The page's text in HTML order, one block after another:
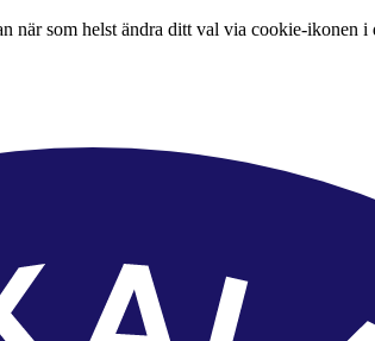
som helst ändra ditt val via cookie-ikonen i